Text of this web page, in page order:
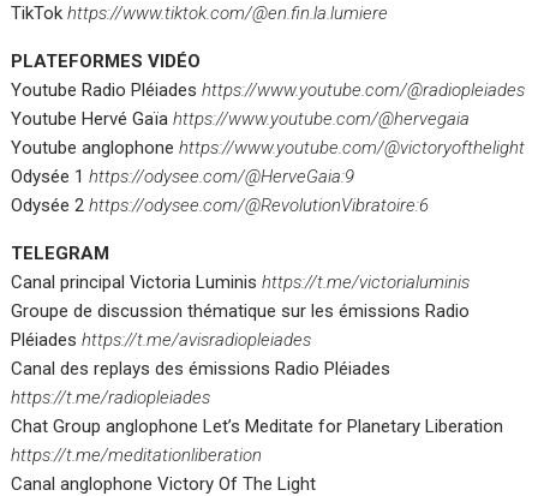
TikTokhttps://www.tiktok.com/@en.fin.la.lumiere
PLATEFORMES VIDÉO
Youtube Radio Pléiadeshttps://www.youtube.com/@radiopleiades
Youtube Hervé Gaïahttps://www.youtube.com/@hervegaia
Youtube anglophonehttps://www.youtube.com/@victoryofthelight
Odysée 1https://odysee.com/@HerveGaia:9
Odysée 2https://odysee.com/@RevolutionVibratoire:6
TELEGRAM
Canal principal Victoria Luminishttps://t.me/victorialuminis
Groupe de discussion thématique sur les émissions Radio
Pléiadeshttps://t.me/avisradiopleiades
Canal des replays des émissions Radio Pléiades
https://t.me/radiopleiades
Chat Group anglophone Let’s Meditate for Planetary Liberation
https://t.me/meditationliberation
Canal anglophone Victory Of The Light